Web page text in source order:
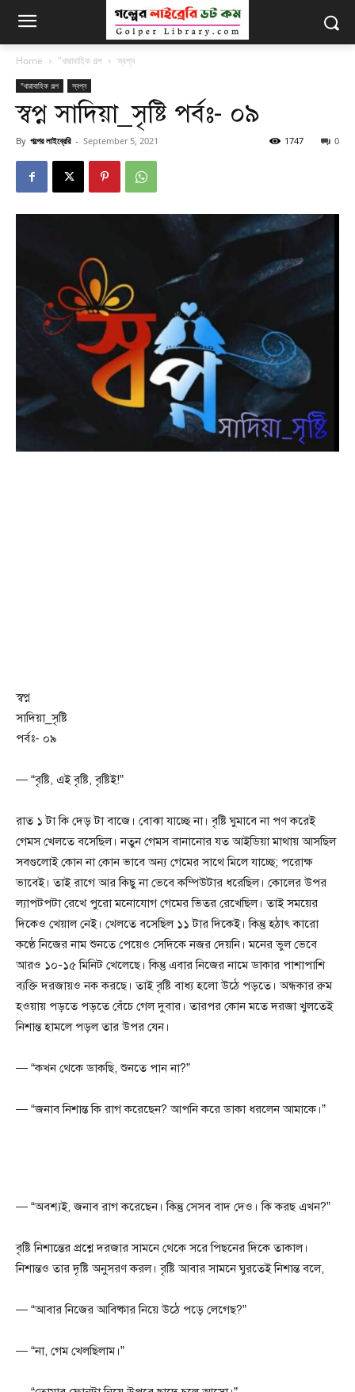
Home "ধারাবাহিক গল্প স্বপ্ন
"ধারাবাহিক গল্প স্বপ্ন
স্বপ্ন সাদিয়া_সৃষ্টি পর্বঃ- ০৯
By গল্পের লাইব্রেরি - September 5, 2021 0
1747
স্বপ্ন
সাদিয়া_সৃষ্টি
পর্বঃ- ০৯
— “বৃষ্টি, এই বৃষ্টি, বৃষ্টিই!”
রাত ১ টা কি দেড় টা বাজে। বোঝা যাচ্ছে না। বৃষ্টি ঘুমাবে না পণ করেই
গেমস খেলতে বসেছিল। নতুন গেমস বানানোর যত আইডিয়া মাথায় আসছিল
সবগুলোই কোন না কোন ভাবে অন্য গেমের সাথে মিলে যাচ্ছে; পরোক্ষ
ভাবেই। তাই রাগে আর কিছু না ভেবে কম্পিউটার ধরেছিল। কোলের উপর
ল্যাপটপটা রেখে পুরো মনোযোগ গেমের ভিতর রেখেছিল। তাই সময়ের
দিকেও খেয়াল নেই। খেলতে বসেছিল ১১ টার দিকেই। কিন্তু হঠাৎ কারো
কণ্ঠে নিজের নাম শুনতে পেয়েও সেদিকে নজর দেয়নি। মনের ভুল ভেবে
আরও ১০-১৫ মিনিট খেলেছে। কিন্তু এবার নিজের নামে ডাকার পাশাপাশি
ব্যক্তি দরজায়ও নক করছে। তাই বৃষ্টি বাধ্য হলো উঠে পড়তে। অন্ধকার রুম
হওয়ায় পড়তে পড়তে বেঁচে গেল দুবার। তারপর কোন মতে দরজা খুলতেই
নিশান্ত হামলে পড়ল তার উপর যেন।
— “কখন থেকে ডাকছি, শুনতে পান না?”
— “জনাব নিশান্ত কি রাগ করেছেন? আপনি করে ডাকা ধরলেন আমাকে।”
— “অবশ্যই, জনাব রাগ করেছেন। কিন্তু সেসব বাদ দেও। কি করছ এখন?”
বৃষ্টি নিশান্তের প্রশ্নে দরজার সামনে থেকে সরে পিছনের দিকে তাকাল।
নিশান্তও তার দৃষ্টি অনুসরণ করল। বৃষ্টি আবার সামনে ঘুরতেই নিশান্ত বলে,
— “আবার নিজের আবিষ্কার নিয়ে উঠে পড়ে লেগেছ?”
— “না, গেম খেলছিলাম।”